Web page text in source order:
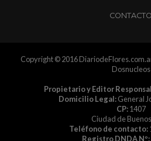
CONTACTO
Copyright © 2016
Dosnucleos
Propietario y Editor
Domicilio Legal:General
CP:1407
Ciudad de
Teléfono de contacto:
Registro DNDA Nº: